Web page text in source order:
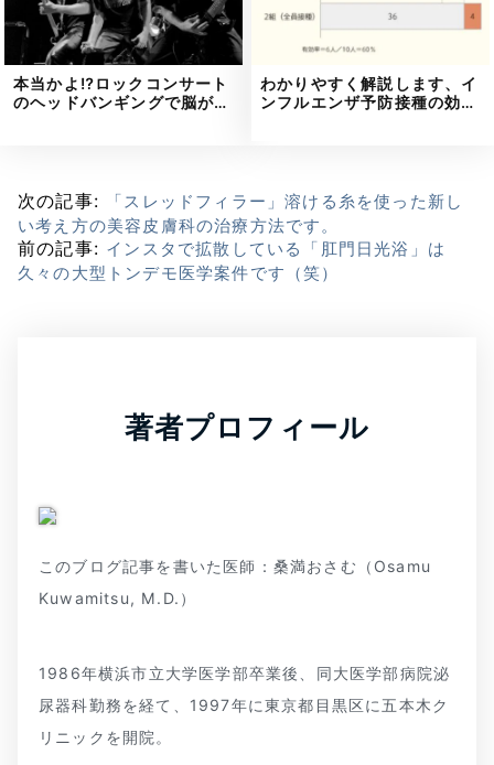
本当かよ⁉ロックコンサート
のヘッドバンギングで脳が…
わかりやすく解説します、イ
ンフルエンザ予防接種の効…
次の記事:
「スレッドフィラー」溶ける糸を使った新し
い考え方の美容皮膚科の治療方法です。
前の記事: インスタで拡散している「肛門日光浴」は
久々の大型トンデモ医学案件です（笑）
著者プロフィール
このブログ記事を書いた医師：桑満おさむ（Osamu
Kuwamitsu, M.D.）
1986年横浜市立大学医学部卒業後、同大医学部病院泌
尿器科勤務を経て、1997年に東京都目黒区に五本木ク
リニックを開院。